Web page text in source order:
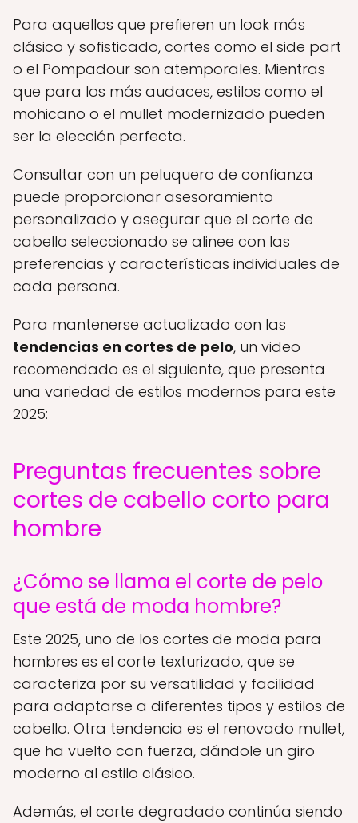
Para aquellos que prefieren un look más
clásico y sofisticado, cortes como el side part
o el Pompadour son atemporales. Mientras
que para los más audaces, estilos como el
mohicano o el mullet modernizado pueden
ser la elección perfecta.
Consultar con un peluquero de confianza
puede proporcionar asesoramiento
personalizado y asegurar que el corte de
cabello seleccionado se alinee con las
preferencias y características individuales de
cada persona.
Para mantenerse actualizado con las
tendencias en cortes de pelo, un video
recomendado es el siguiente, que presenta
una variedad de estilos modernos para este
2025:
Preguntas frecuentes sobre
cortes de cabello corto para
hombre
¿Cómo se llama el corte de pelo
que está de moda hombre?
Este 2025, uno de los cortes de moda para
hombres es el corte texturizado, que se
caracteriza por su versatilidad y facilidad
para adaptarse a diferentes tipos y estilos de
cabello. Otra tendencia es el renovado mullet,
que ha vuelto con fuerza, dándole un giro
moderno al estilo clásico.
Además, el corte degradado continúa siendo